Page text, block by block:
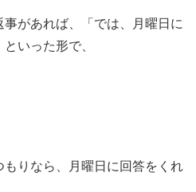
があれば、「では、月曜日に
いった形で、
りなら、月曜日に回答をくれ